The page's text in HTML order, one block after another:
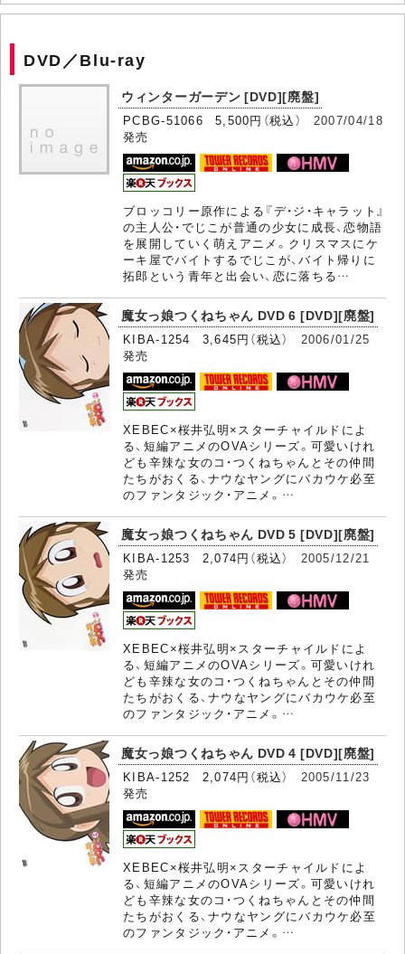
DVD／Blu-ray
ウィンターガーデン [DVD][廃盤]
PCBG-51066 5,500円（税込） 2007/04/18
発売
ブロッコリー原作による『デ・ジ・キャラット』
の主人公・でじこが普通の少女に成長、恋物語
を展開していく萌えアニメ。クリスマスにケ
ーキ屋でバイトするでじこが、バイト帰りに
拓郎という青年と出会い、恋に落ちる…
魔女っ娘つくねちゃん DVD 6 [DVD][廃盤]
KIBA-1254 3,645円（税込） 2006/01/25
発売
XEBEC×桜井弘明×スターチャイルドによ
る、短編アニメのOVAシリーズ。可愛いけれ
ども辛辣な女のコ・つくねちゃんとその仲間
たちがおくる、ナウなヤングにバカウケ必至
のファンタジック・アニメ。…
魔女っ娘つくねちゃん DVD 5 [DVD][廃盤]
KIBA-1253 2,074円（税込） 2005/12/21
発売
XEBEC×桜井弘明×スターチャイルドによ
る、短編アニメのOVAシリーズ。可愛いけれ
ども辛辣な女のコ・つくねちゃんとその仲間
たちがおくる、ナウなヤングにバカウケ必至
のファンタジック・アニメ。…
魔女っ娘つくねちゃん DVD 4 [DVD][廃盤]
KIBA-1252 2,074円（税込） 2005/11/23
発売
XEBEC×桜井弘明×スターチャイルドによ
る、短編アニメのOVAシリーズ。可愛いけれ
ども辛辣な女のコ・つくねちゃんとその仲間
たちがおくる、ナウなヤングにバカウケ必至
のファンタジック・アニメ。…